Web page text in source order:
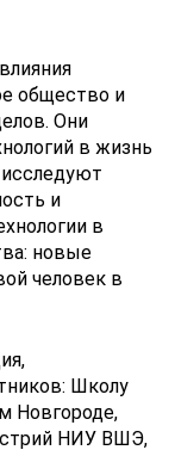
общество и
Они
в жизнь
и
в
новые
человек в
Школу
Новгороде,
НИУ ВШЭ,